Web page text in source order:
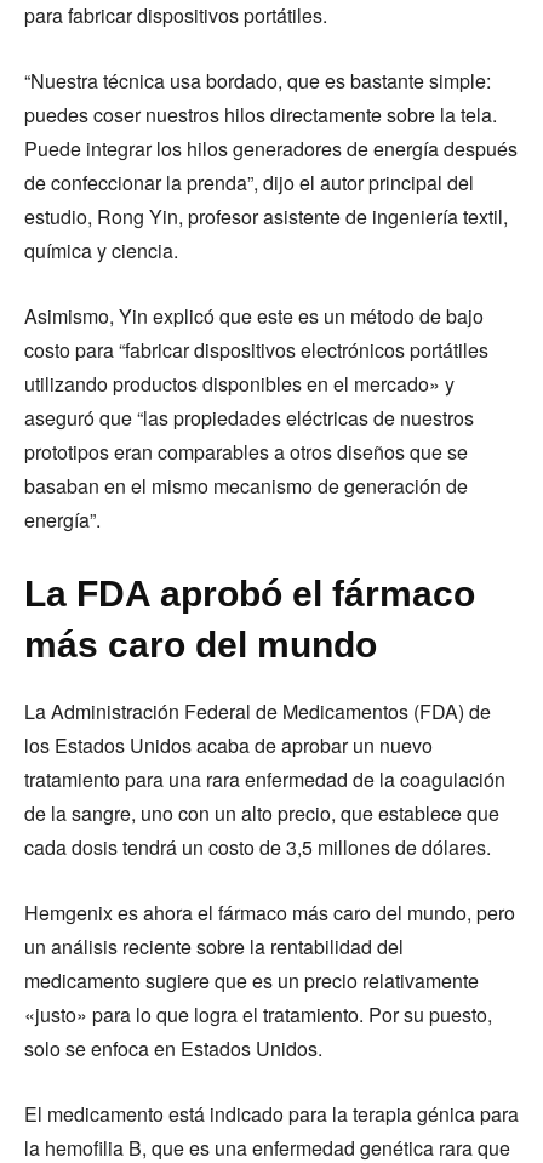
para fabricar dispositivos portátiles.
“Nuestra técnica usa bordado, que es bastante simple:
puedes coser nuestros hilos directamente sobre la tela.
Puede integrar los hilos generadores de energía después
de confeccionar la prenda”, dijo el autor principal del
estudio, Rong Yin, profesor asistente de ingeniería textil,
química y ciencia.
Asimismo, Yin explicó que este es un método de bajo
costo para “fabricar dispositivos electrónicos portátiles
utilizando productos disponibles en el mercado» y
aseguró que “las propiedades eléctricas de nuestros
prototipos eran comparables a otros diseños que se
basaban en el mismo mecanismo de generación de
energía”.
La FDA aprobó el fármaco
más caro del mundo
La Administración Federal de Medicamentos (FDA) de
los Estados Unidos acaba de aprobar un nuevo
tratamiento para una rara enfermedad de la coagulación
de la sangre, uno con un alto precio, que establece que
cada dosis tendrá un costo de 3,5 millones de dólares.
Hemgenix es ahora el fármaco más caro del mundo, pero
un análisis reciente sobre la rentabilidad del
medicamento sugiere que es un precio relativamente
«justo» para lo que logra el tratamiento. Por su puesto,
solo se enfoca en Estados Unidos.
El medicamento está indicado para la terapia génica para
la hemofilia B, que es una enfermedad genética rara que